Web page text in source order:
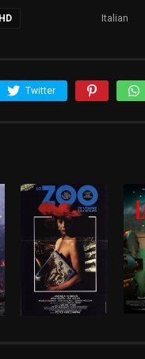
HD Italian
Twitter